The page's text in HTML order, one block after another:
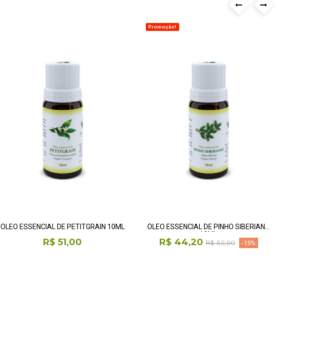
‹
›
ÓLEO ESSENCIAL DE PETITGRAIN 10ML
R$ 51,00
Promoção!
ÓLEO ESSENCIAL DE PINHO SIBERIANO
10ML
R$ 44,20R$ 52,00 -15%